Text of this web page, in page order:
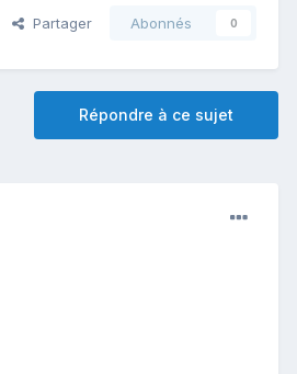
Partager Abonnés 0
Répondre à ce sujet